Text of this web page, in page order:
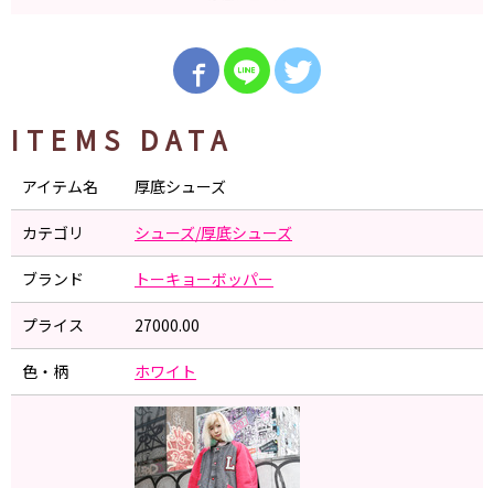
ITEMS DATA
アイテム名 厚底シューズ
カテゴリ シューズ/厚底シューズ
ブランド トーキョーボッパー
プライス 27000.00
色・柄 ホワイト